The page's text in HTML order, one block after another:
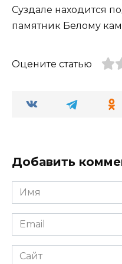
Суздале находится
памятник Белому
Оцените статью
Добавить
Имя
Email
Сайт